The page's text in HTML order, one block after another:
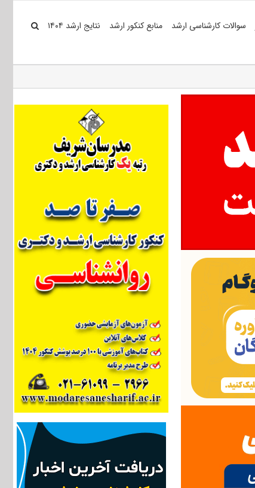
سوالات کارشناسی ارشد منابع کنکور ارشد نتایج ارشد ۱۴۰۴